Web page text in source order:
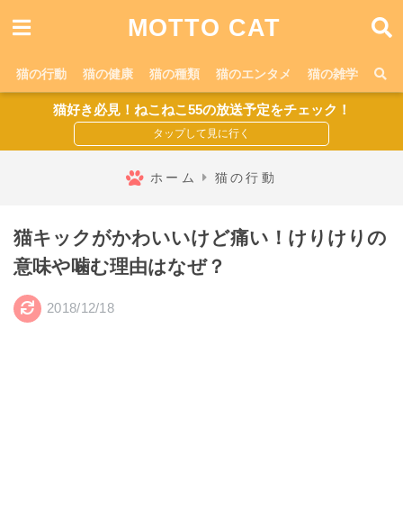
MOTTO CAT
猫の行動 猫の健康 猫の種類 猫のエンタメ 猫の雑学
猫好き必見！ねこねこ55の放送予定をチェック！
ホーム 猫の行動
猫キックがかわいいけど痛い！けりけりの
意味や噛む理由はなぜ？
2018/12/18